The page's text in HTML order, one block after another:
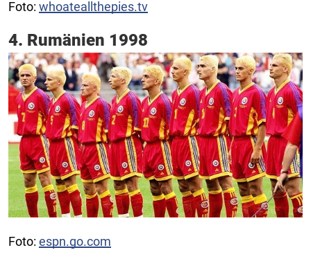
Foto: whoateallthepies.tv
4. Rumänien 1998
Foto: espn.go.com